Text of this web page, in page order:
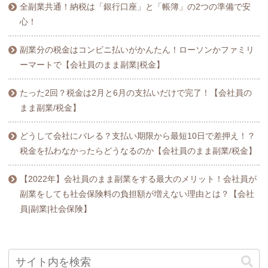
全副業共通！納税は「銀行口座」と「帳簿」の2つの準備で安
心！
副業分の税金はコンビニ払いがかんたん！ローソンかファミリ
ーマートで【会社員のまま副業|税金】
たった2回？税金は2月と6月の支払いだけで完了！【会社員の
まま副業/税金】
どうして会社にバレる？支払い期限から最短10日で差押え！？
税金を払わなかったらどうなるのか【会社員のまま副業/税金】
【2022年】会社員のまま副業をする最大のメリット！会社員が
副業をしても社会保険料の負担額が増えない理由とは？【会社
員|副業|社会保険】